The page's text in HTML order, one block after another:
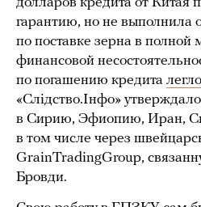
гарантию, но не выполнила
по поставке зерна в полной
финансовой
по погашению кредита легло
«Слідство.Інфо»
в Сирию, Эфиопию, Иран,
в том числе через
GrainTradingGroup,
Бровди.